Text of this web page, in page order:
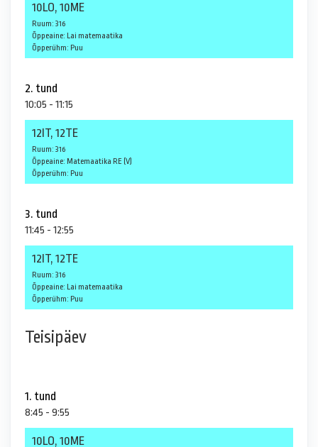
10LO, 10ME
Ruum: 316
Õppeaine: Lai matemaatika
Õpperühm: Puu
2. tund
10:05 - 11:15
12IT, 12TE
Ruum: 316
Õppeaine: Matemaatika RE (V)
Õpperühm: Puu
3. tund
11:45 - 12:55
12IT, 12TE
Ruum: 316
Õppeaine: Lai matemaatika
Õpperühm: Puu
Teisipäev
1. tund
8:45 - 9:55
10LO, 10ME